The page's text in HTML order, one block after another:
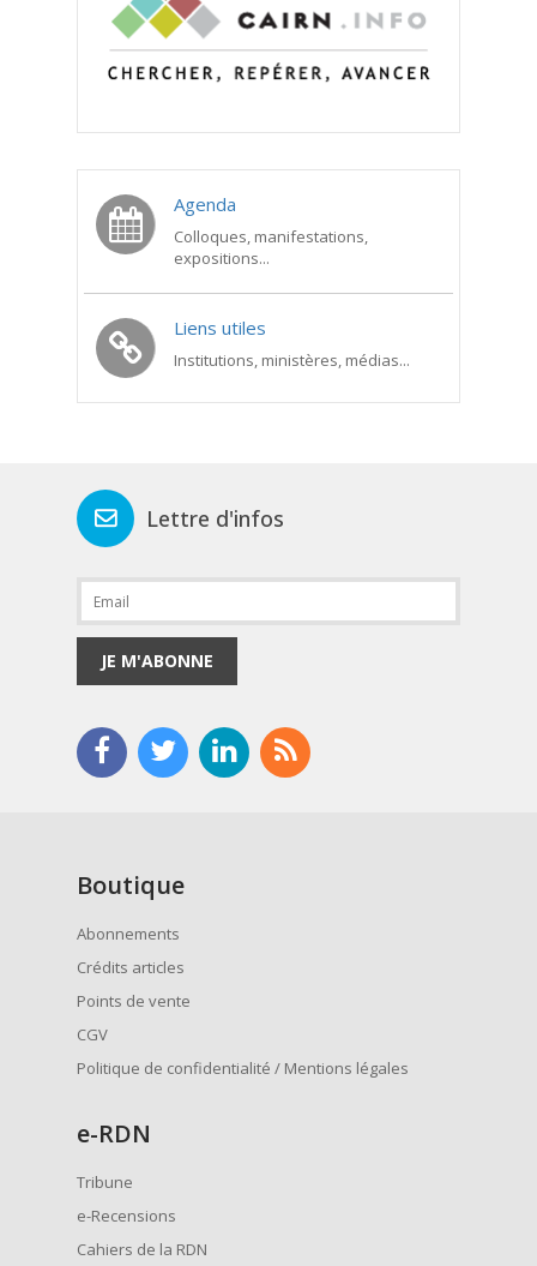
Agenda
Colloques, manifestations,
expositions...
Liens utiles
Institutions, ministères, médias...
Lettre d'infos
JE M'ABONNE
Boutique
Abonnements
Crédits articles
Points de vente
CGV
Politique de confidentialité / Mentions légales
e-RDN
Tribune
e-Recensions
Cahiers de la RDN